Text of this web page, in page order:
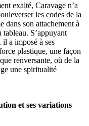
exalté, Caravage n’a
les codes de la
dans son attachement à
tableau. S’appuyant
a imposé à ses
plastique, une façon
renversante, où de la
une spiritualité
et ses variations